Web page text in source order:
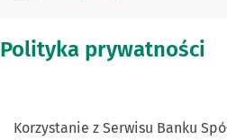
Polityka prywatności
Korzystanie z Serwisu Banku